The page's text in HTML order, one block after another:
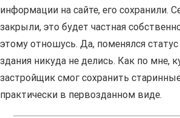
информации на сайте, его сохранили.
закрыли, это будет частная
этому отношусь. Да, поменялся статус
здания никуда не делись. Как по мне,
застройщик смог сохранить
практически в первозданном виде.